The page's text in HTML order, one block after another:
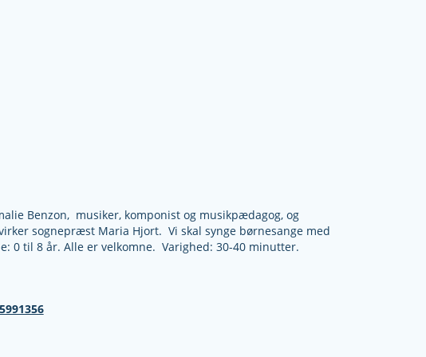
Benzon, musiker, komponist og musikpædagog, og
sognepræst Maria Hjort. Vi skal synge børnesange med
0 til 8 år. Alle er velkomne. Varighed: 30-40 minutter.